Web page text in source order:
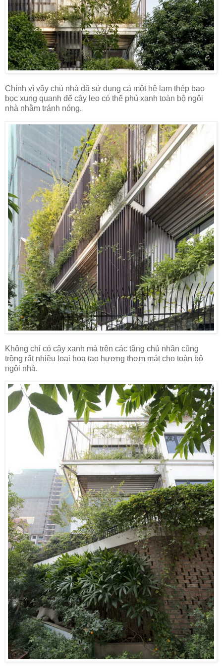
Chính vì vậy chủ nhà đã sử dụng cả một hệ lam thép bao
bọc xung quanh để cây leo có thể phủ xanh toàn bộ ngôi
nhà nhằm tránh nóng.
Không chỉ có cây xanh mà trên các tầng chủ nhân cũng
trồng rất nhiều loại hoa tạo hương thơm mát cho toàn bộ
ngôi nhà.